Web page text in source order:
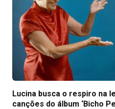
Lucina busca o respiro na
canções do álbum ‘Bicho